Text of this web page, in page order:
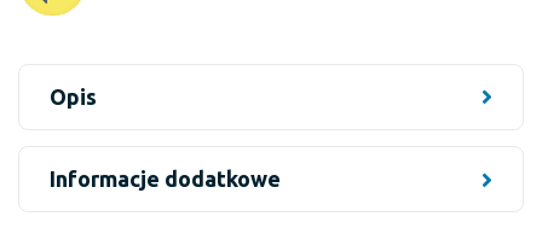
Opis
Informacje dodatkowe